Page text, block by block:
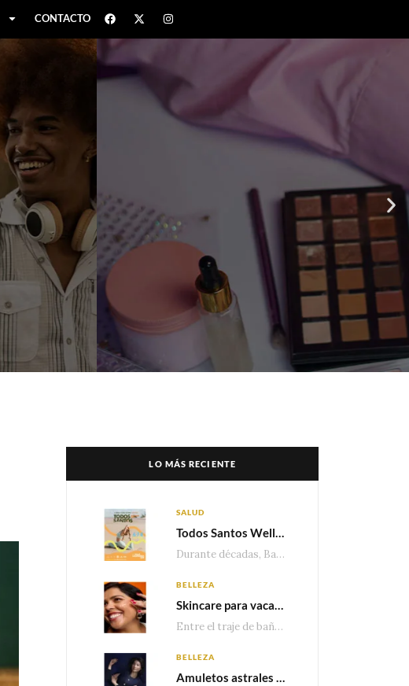
CONTACTO
LO MÁS RECIENTE
SALUD
Todos Santos Wellness Fest: el evento de bienestar que está transformando a Baja California Sur en un nuevo referente para el turismo wellness
Durante décadas, Baja California Sur ha sido reconocido por sus playas, hoteles de lujo y…
BELLEZA
Skincare para vacaciones: Los do’s and dont’s para cuidar tu piel
Entre el traje de baño, las sandalias, los lentes de sol y los looks que…
BELLEZA
Amuletos astrales y la icónica colección Zodiaque de Van Cleef & Arpels